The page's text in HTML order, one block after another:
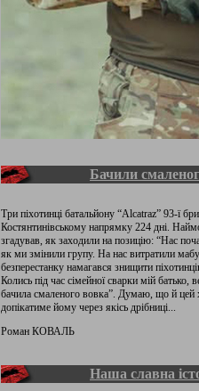
Бачили
Три піхотинці батальйону “Alcatraz” 93-ї
Костянтинівському напрямку 224 дні.
згадував, як заходили на позицію: “Нас
як ми змінили групу. На нас витратили
безперестанку намагався знищити
Колись під час сімейної сварки мій батько,
бачила смаленого вовка”. Думаю, що й цей
допікатиме йому через якісь дрібниці...
Роман КОВАЛЬ
Наша славна